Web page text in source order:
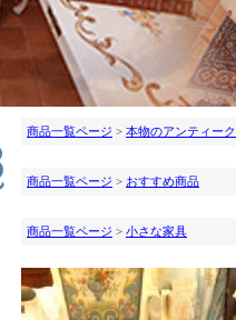
商品一覧ページ > 本物のアンティー
商品一覧ページ > おすすめ商品
商品一覧ページ > 小さな家具